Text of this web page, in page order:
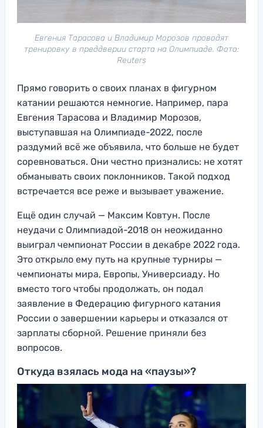
Евгения Тарасова и Владимир Морозов проводят
тренировку в преддверии старта на Олимпиаде. Фото:
Reuters
Прямо говорить о своих планах в фигурном
катании решаются немногие. Например, пара
Евгения Тарасова и Владимир Морозов,
выступавшая на Олимпиаде-2022, после
раздумий всё же объявила, что больше не будет
соревноваться. Они честно признались: не хотят
обманывать своих поклонников. Такой подход
встречается все реже и вызывает уважение.
Ещё один случай — Максим Ковтун. После
неудачи с Олимпиадой-2018 он неожиданно
выиграл чемпионат России в декабре 2022 года.
Это открыло ему путь на крупные турниры —
чемпионаты мира, Европы, Универсиаду. Но
вместо того чтобы продолжать, он подал
заявление в Федерацию фигурного катания
России о завершении карьеры и отказался от
зарплаты сборной. Решение приняли без
вопросов.
Откуда взялась мода на «паузы»?